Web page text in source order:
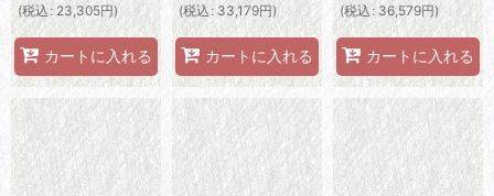
(税込 : 23,305円)
カートに入れる
(税込: 33,179円)
カートに入れる
(税込: 36,579円)
カートに入れる